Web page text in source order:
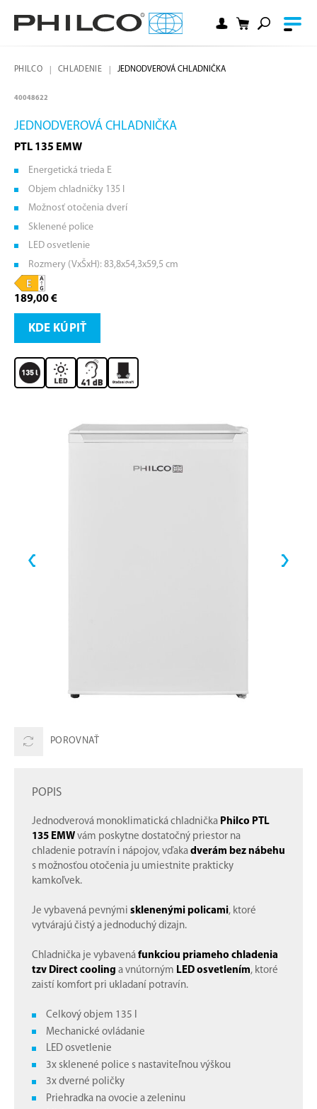
PHILCO CHLADENIE JEDNODVEROVÁ CHLADNIČKA
40048622
JEDNODVEROVÁ CHLADNIČKA
PTL 135 EMW
Energetická trieda E
Objem chladničky 135 l
Možnosť otočenia dverí
Sklenené police
LED osvetlenie
Rozmery (VxŠxH): 83,8x54,3x59,5 cm
189,00 €
KDE KÚPIŤ
POROVNAŤ
POPIS
Jednodverová monoklimatická chladnička Philco PTL
135 EMW vám poskytne dostatočný priestor na
chladenie potravín i nápojov, vďaka dverám bez nábehu
s možnosťou otočenia ju umiestnite prakticky
kamkoľvek.
Je vybavená pevnými sklenenými policami, ktoré
vytvárajú čistý a jednoduchý dizajn.
Chladnička je vybavená funkciou priameho chladenia
tzv Direct cooling a vnútorným LED osvetlením, ktoré
zaistí komfort pri ukladaní potravín.
Celkový objem 135 l
Mechanické ovládanie
LED osvetlenie
3x sklenené police s nastaviteľnou výškou
3x dverné poličky
Priehradka na ovocie a zeleninu